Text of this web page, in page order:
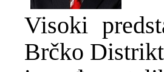
Visoki
Brčko